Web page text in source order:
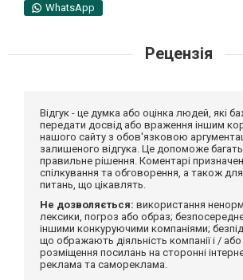
WhatsApp
Рецензія
Відгук - це думка або оцінка людей, які
передати досвід або враження іншим
нашого сайту з обов'язковою
залишеного відгука. Це допоможе
правильне рішення. Коментарі
спілкування та обговорення, а також
питань, що цікавлять.
Не дозволяється: використання
лексики, погроз або образ;
іншими конкуруючими компаніями;
що ображають діяльність компанії і / або
розміщення посилань на сторонні
реклама та самореклама.